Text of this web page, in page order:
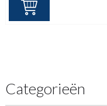
Categorieën